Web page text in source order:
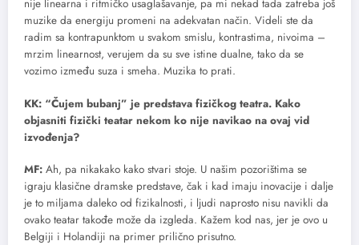
nije linearna i ritmičko usaglašavanje, pa mi nekad tada zatreba još
muzike da energiju promeni na adekvatan način. Videli ste da
radim sa kontrapunktom u svakom smislu, kontrastima, nivoima –
mrzim linearnost, verujem da su sve istine dualne, tako da se
vozimo između suza i smeha. Muzika to prati.
KK: “Čujem bubanj” je predstava fizičkog teatra. Kako
objasniti fizički teatar nekom ko nije navikao na ovaj vid
izvođenja?
MF: Ah, pa nikakako kako stvari stoje. U našim pozorištima se
igraju klasične dramske predstave, čak i kad imaju inovacije i dalje
je to miljama daleko od fizikalnosti, i ljudi naprosto nisu navikli da
ovako teatar takođe može da izgleda. Kažem kod nas, jer je ovo u
Belgiji i Holandiji na primer prilično prisutno.